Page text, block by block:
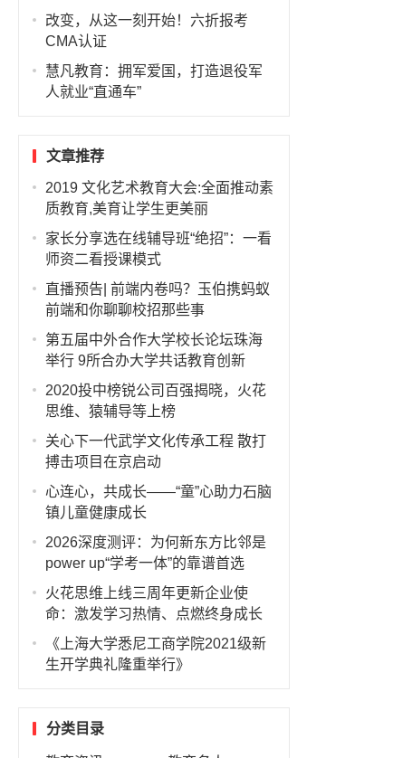
改变，从这一刻开始！六折报考
CMA认证
慧凡教育：拥军爱国，打造退役军
人就业“直通车”
文章推荐
2019 文化艺术教育大会:全面推动素
质教育,美育让学生更美丽
家长分享选在线辅导班“绝招”：一看
师资二看授课模式
直播预告| 前端内卷吗？玉伯携蚂蚁
前端和你聊聊校招那些事
第五届中外合作大学校长论坛珠海
举行 9所合办大学共话教育创新
2020投中榜锐公司百强揭晓，火花
思维、猿辅导等上榜
关心下一代武学文化传承工程 散打
搏击项目在京启动
心连心，共成长——“童”心助力石脑
镇儿童健康成长
2026深度测评：为何新东方比邻是
power up“学考一体”的靠谱首选
火花思维上线三周年更新企业使
命：激发学习热情、点燃终身成长
《上海大学悉尼工商学院2021级新
生开学典礼隆重举行》
分类目录